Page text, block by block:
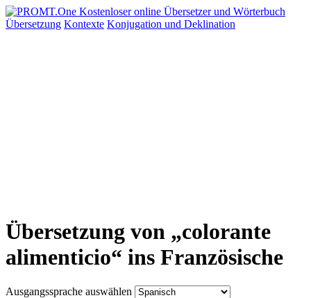
Übersetzung Kontexte Konjugation und Deklination
Übersetzung von „colorante
alimenticio“ ins Französische
Ausgangssprache auswählen